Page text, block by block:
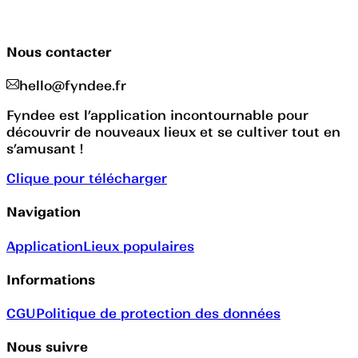
Nous contacter
hello@fyndee.fr
Fyndee est l’application incontournable pour
découvrir de nouveaux lieux et se cultiver tout en
s’amusant !
Clique pour télécharger
Navigation
ApplicationLieux populaires
Informations
CGUPolitique de protection des données
Nous suivre